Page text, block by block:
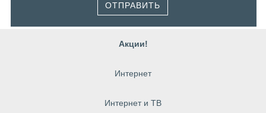
ОТПРАВИТЬ
Акции!
Интернет
Интернет и ТВ